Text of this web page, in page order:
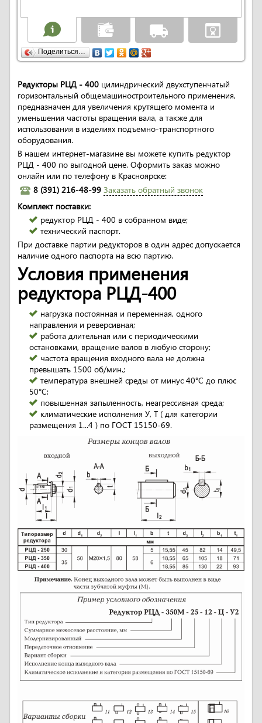
Поделиться…
Редукторы РЦД - 400 цилиндрический двухступенчатый
горизонтальный общемашиностроительного применения,
предназначен для увеличения крутящего момента и
уменьшения частоты вращения вала, а также для
использования в изделиях подъемно-транспортного
оборудования.
В нашем интернет-магазине вы можете купить редуктор
РЦД - 400 по выгодной цене. Оформить заказ можно
онлайн или по телефону в Красноярске:
8 (391) 216-48-99 Заказать обратный звонок
Комплект поставки:
редуктор РЦД - 400 в собранном виде;
технический паспорт.
При доставке партии редукторов в один адрес допускается
наличие одного паспорта на всю партию.
Условия применения
редуктора РЦД-400
нагрузка постоянная и переменная, одного
направления и реверсивная;
работа длительная или с периодическими
остановками, вращение валов в любую сторону;
частота вращения входного вала не должна
превышать 1500 об/мин.;
температура внешней среды от минус 40°C до плюс
50°С;
повышенная запыленность, неагрессивная среда;
климатические исполнения У, Т ( для категории
размещения 1...4 ) по ГОСТ 15150-69.